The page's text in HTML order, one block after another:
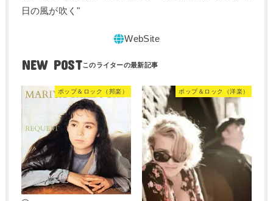
日の風が吹く"
NEW POST
ポップ＆ロック（邦楽） ポップ＆ロック（洋楽）